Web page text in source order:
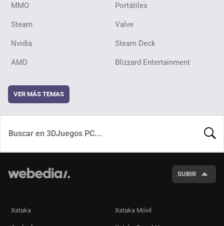
MMO Portátiles
Steam Valve
Nvidia Steam Deck
AMD Blizzard Entertainment
VER MÁS TEMAS
SUBIR
Xataka Xataka Móvil